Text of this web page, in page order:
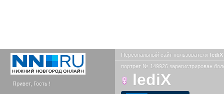
Привет, Гость !
Персональный сайт пользователя lediX
портрет № 149926 зарегистрирован
lediX